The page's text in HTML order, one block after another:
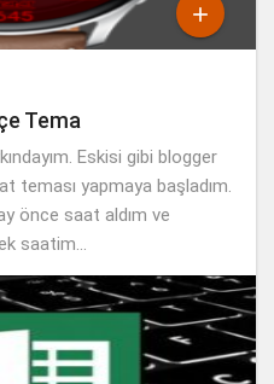

Tema
Eskisi gibi blogger
teması yapmaya başladım.
önce saat aldım ve
saatim...